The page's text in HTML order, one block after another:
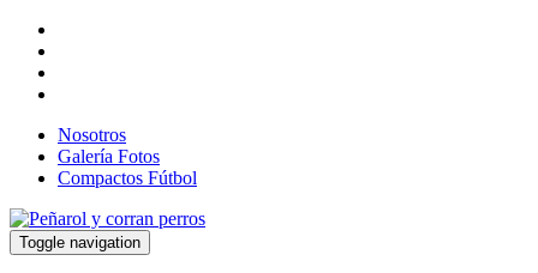
Nosotros
Galería Fotos
Compactos Fútbol
Toggle navigation